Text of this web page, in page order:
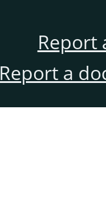
Report
Report a